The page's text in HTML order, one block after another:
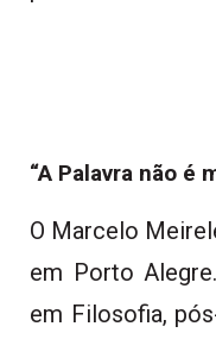
“A Palavra não é
O Marcelo
em Porto
em Filosofia,